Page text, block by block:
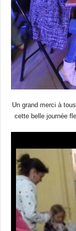
Un grand merci à
cette belle journée